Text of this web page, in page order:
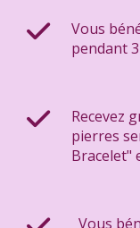
Vous
pendant
Recevez
pierres
Bracelet"
Vous